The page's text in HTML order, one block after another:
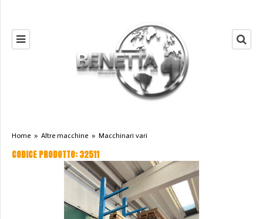
Home » Altre macchine » Macchinari vari
CODICE PRODOTTO: 32511